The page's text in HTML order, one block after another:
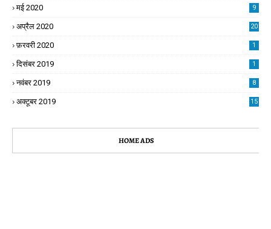
मई 2020 9
अप्रैल 2020 20
फ़रवरी 2020 1
दिसंबर 2019 1
नवंबर 2019 8
अक्टूबर 2019 15
HOME ADS